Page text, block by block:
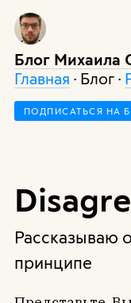
Блог Михаила
Главная · Блог ·
ПОДПИСАТЬСЯ НА
Рассказываю
принципе